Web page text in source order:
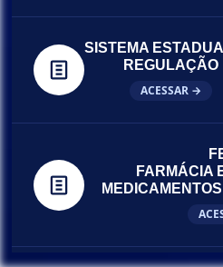
SISTEMA
REGULAÇÃO
ACESSAR →
FARMÁCIA